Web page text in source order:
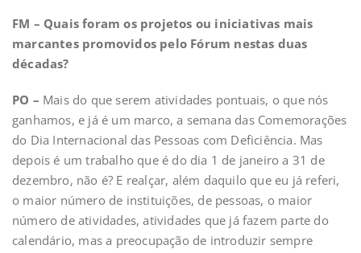
FM – Quais foram os projetos ou iniciativas mais
marcantes promovidos pelo Fórum nestas duas
décadas?
PO – Mais do que serem atividades pontuais, o que nós
ganhamos, e já é um marco, a semana das Comemorações
do Dia Internacional das Pessoas com Deficiência. Mas
depois é um trabalho que é do dia 1 de janeiro a 31 de
dezembro, não é? E realçar, além daquilo que eu já referi,
o maior número de instituições, de pessoas, o maior
número de atividades, atividades que já fazem parte do
calendário, mas a preocupação de introduzir sempre